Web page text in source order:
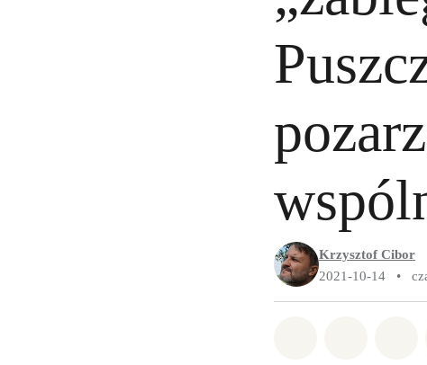
Krzysztof Cibor
2021-10-14
•